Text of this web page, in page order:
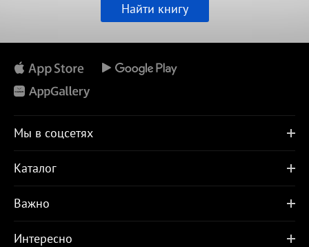
Найти книгу
Мы в соцсетях
Каталог
Важно
Интересно